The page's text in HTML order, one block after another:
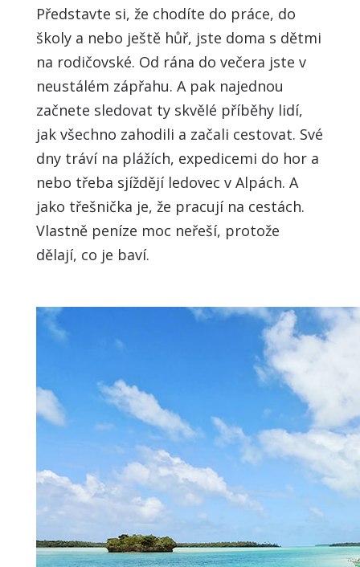
Představte si, že chodíte do práce, do
školy a nebo ještě hůř, jste doma s dětmi
na rodičovské. Od rána do večera jste v
neustálém zápřahu. A pak najednou
začnete sledovat ty skvělé příběhy lidí,
jak všechno zahodili a začali cestovat. Své
dny tráví na plážích, expedicemi do hor a
nebo třeba sjíždějí ledovec v Alpách. A
jako třešnička je, že pracují na cestách.
Vlastně peníze moc neřeší, protože
dělají, co je baví.